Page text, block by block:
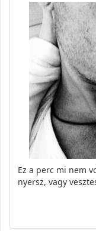
Ez a perc mi nem
nyersz, vagy